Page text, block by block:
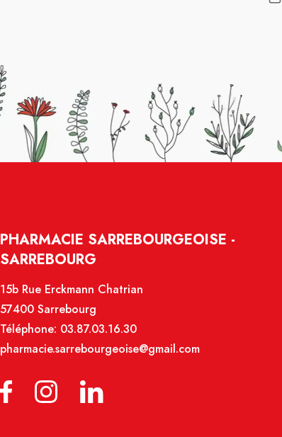
PHARMACIE SARREBOURGEOISE -
SARREBOURG
15b Rue Erckmann Chatrian
57400 Sarrebourg
Téléphone: 03.87.03.16.30
pharmacie.sarrebourgeoise@gmail.com